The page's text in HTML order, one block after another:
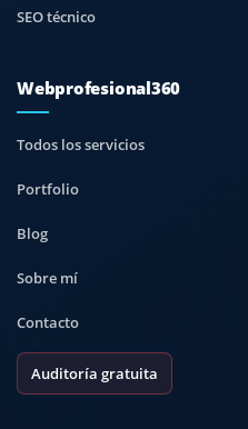
SEO técnico
Webprofesional360
Todos los servicios
Portfolio
Blog
Sobre mí
Contacto
Auditoría gratuita